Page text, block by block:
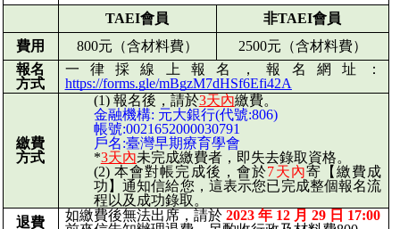
TAEI會員
非TAEI會員
費用
800元（含材料費）
2500元（含材料費）
報名
方式
一律採線上報名，報名網址：
https://forms.gle/mBgzM7dHSf6Efi42A
繳費
方式
報名後，請於3天內繳費。
金融機構: 元大銀行(代號:806)
帳號:0021652000030791
戶名:臺灣早期療育學會
*3天內未完成繳費者，即失去錄取資格。
本會對帳完成後，會於7天內寄【繳費成
功】通知信給您，這表示您已完成整個報名流
程以及成功錄取。
退費
如繳費後無法出席，請於2023 年 12 月 29 日 17:00